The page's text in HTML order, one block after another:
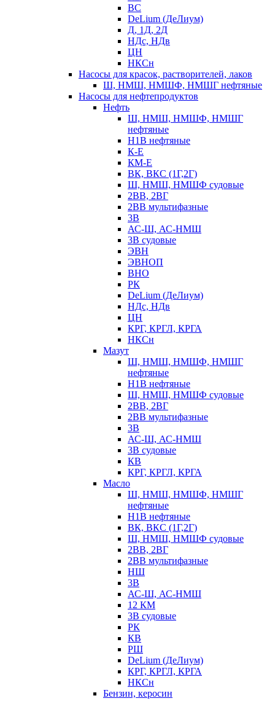
ВС
DeLium (ДеЛиум)
Д, 1Д, 2Д
НДс, НДв
ЦН
НКСн
Насосы для красок, растворителей, лаков
Ш, НМШ, НМШФ, НМШГ нефтяные
Насосы для нефтепродуктов
Нефть
Ш, НМШ, НМШФ, НМШГ
нефтяные
Н1В нефтяные
К-Е
КМ-Е
ВК, ВКС (1Г,2Г)
Ш, НМШ, НМШФ судовые
2ВВ, 2ВГ
2ВВ мультифазные
3В
АС-Ш, АС-НМШ
3В судовые
ЭВН
ЭВНОП
ВНО
РК
DeLium (ДеЛиум)
НДс, НДв
ЦН
КРГ, КРГЛ, КРГА
НКСн
Мазут
Ш, НМШ, НМШФ, НМШГ
нефтяные
Н1В нефтяные
Ш, НМШ, НМШФ судовые
2ВВ, 2ВГ
2ВВ мультифазные
3В
АС-Ш, АС-НМШ
3В судовые
КВ
КРГ, КРГЛ, КРГА
Масло
Ш, НМШ, НМШФ, НМШГ
нефтяные
Н1В нефтяные
ВК, ВКС (1Г,2Г)
Ш, НМШ, НМШФ судовые
2ВВ, 2ВГ
2ВВ мультифазные
НШ
3В
АС-Ш, АС-НМШ
12 КМ
3В судовые
РК
КВ
РШ
DeLium (ДеЛиум)
КРГ, КРГЛ, КРГА
НКСн
Бензин, керосин